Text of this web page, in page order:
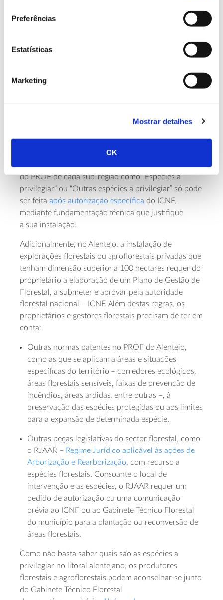
Preferências
Estatísticas
Marketing
Mostrar detalhes
OK
cerquinho), deve preferencialmente
refere-se à espécie
interior do Alentejo
Gabinetes Técnicos Florestais
do PROF de cada sub-região como “Espécies a
privilegiar” ou “Outras espécies a privilegiar” só pode
ser feita após autorização específica do ICNF,
mediante fundamentação técnica que justifique
a sua instalação.
Adicionalmente, no Alentejo, a instalação de
explorações florestais ou agroflorestais privadas que
tenham dimensão superior a 100 hectares requer do
proprietário a elaboração de um Plano de Gestão de
Florestal, a submeter e aprovar pela autoridade
florestal nacional – ICNF. Além destas regras, os
proprietários e gestores florestais precisam de ter em
conta:
Outras normas patentes no PROF do Alentejo,
como as que se aplicam a áreas e situações
específicas do território – corredores ecológicos,
áreas florestais sensíveis, faixas de prevenção de
incêndios, áreas ardidas, entre outras –, à
preservação das espécies protegidas ou aos limites
para a expansão de determinada espécie.
Outras peças legislativas do sector florestal, como
o RJAAR – Regime Jurídico aplicável às ações de
Arborização e Rearborização, com recurso a
espécies florestais. Consoante o local de
intervenção e as espécies, o RJAAR requer um
pedido de autorização ou uma comunicação
prévia ao ICNF ou ao Gabinete Técnico Florestal
do município para a plantação ou reconversão de
áreas florestais.
Como não basta saber quais são as espécies a
privilegiar no litoral alentejano, os produtores
florestais e agroflorestais podem aconselhar-se junto
do Gabinete Técnico Florestal